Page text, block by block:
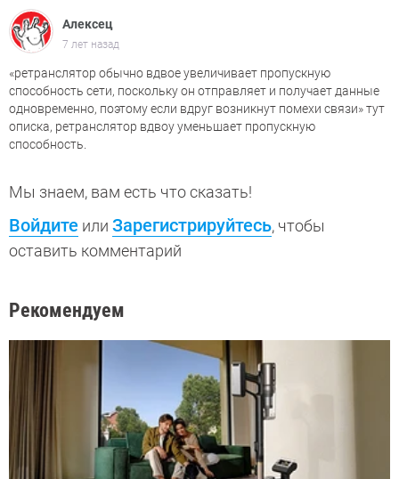
Алексец
7 лет назад
«ретранслятор обычно вдвое увеличивает пропускную
способность сети, поскольку он отправляет и получает данные
одновременно, поэтому если вдруг возникнут помехи связи» тут
описка, ретранслятор вдвоу уменьшает пропускную
способность.
Мы знаем, вам есть что сказать!
Войдите или Зарегистрируйтесь, чтобы
оставить комментарий
Рекомендуем